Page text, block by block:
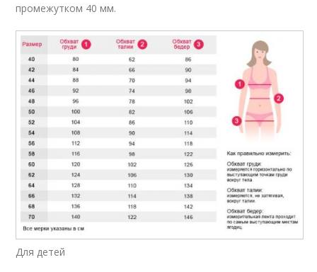
промежутком 40 мм.
Для детей